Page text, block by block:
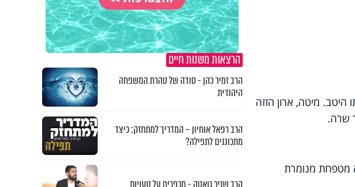
היטב. מיטה, ארון הזזה
שרה.
מטפחת מנומרת
הרצאות משנות חיים
הרב זמיר כהן - סודה של טהרת המשפחה
היהודית
הרב רפאל אוחיון – המדריך למתחזק: כיצד
מתכוננים לתפילה?